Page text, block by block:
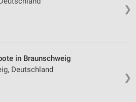
❯
❯
in Braunschweig
Deutschland